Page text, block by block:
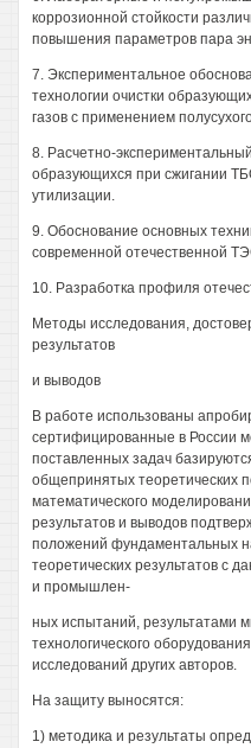
коррозионной стойкости
повышения параметров пара
7. Экспериментальное
технологии очистки
газов с применением
8. Расчетно-
образующихся при сжигании
утилизации.
9. Обоснование основных
современной отечественной
10. Разработка профиля
Методы исследования,
результатов
и выводов
В работе использованы
сертифицированные в России
поставленных задач
общепринятых теоретических
математического
результатов и выводов
положений фундаментальных
теоретических результатов с
и промышлен-
ных испытаний, результатами
технологического
исследований других авторов.
На защиту выносятся:
1) методика и результаты